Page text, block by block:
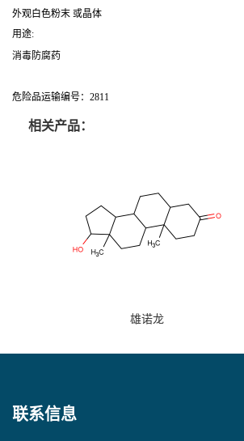
外观白色粉末 或晶体
用途:
消毒防腐药
危险品运输编号：2811
相关产品：
雄诺龙
联系信息